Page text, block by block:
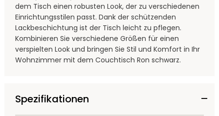
dem Tisch einen robusten Look, der zu verschiedenen
Einrichtungsstilen passt. Dank der schützenden
Lackbeschichtung ist der Tisch leicht zu pflegen.
Kombinieren Sie verschiedene Größen für einen
verspielten Look und bringen Sie Stil und Komfort in Ihr
Wohnzimmer mit dem Couchtisch Ron schwarz.
Spezifikationen